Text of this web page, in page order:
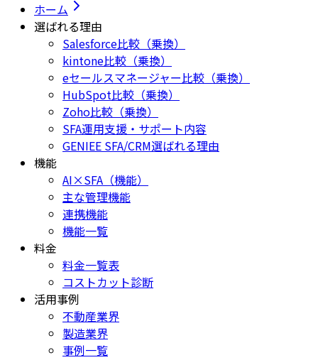
ホーム
選ばれる理由
Salesforce比較（乗換）
kintone比較（乗換）
eセールスマネージャー比較（乗換）
HubSpot比較（乗換）
Zoho比較（乗換）
SFA運用支援・サポート内容
GENIEE SFA/CRM選ばれる理由
機能
AI×SFA（機能）
主な管理機能
連携機能
機能一覧
料金
料金一覧表
コストカット診断
活用事例
不動産業界
製造業界
事例一覧